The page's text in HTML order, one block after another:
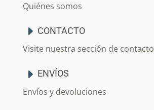
Quiénes somos
CONTACTO
Visite nuestra sección de contacto
ENVÍOS
Envíos y devoluciones